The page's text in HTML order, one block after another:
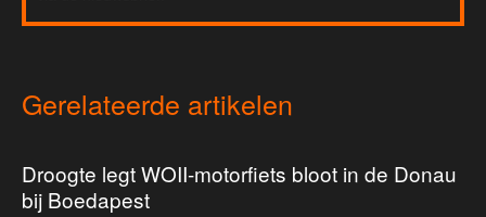
Gerelateerde artikelen
Droogte legt WOII-motorfiets bloot in de Donau
bij Boedapest